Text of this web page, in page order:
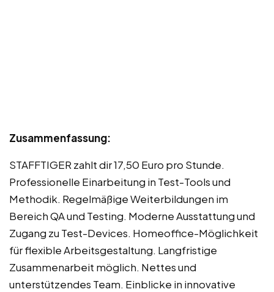
Zusammenfassung:
STAFFTIGER zahlt dir 17,50 Euro pro Stunde.
Professionelle Einarbeitung in Test-Tools und
Methodik. Regelmäßige Weiterbildungen im
Bereich QA und Testing. Moderne Ausstattung und
Zugang zu Test-Devices. Homeoffice-Möglichkeit
für flexible Arbeitsgestaltung. Langfristige
Zusammenarbeit möglich. Nettes und
unterstützendes Team. Einblicke in innovative